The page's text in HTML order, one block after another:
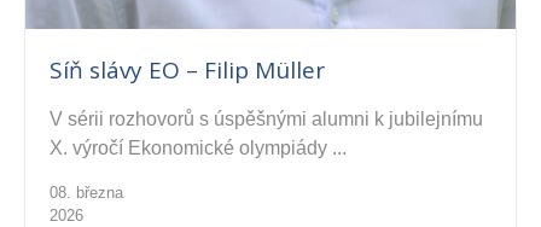
Síň slávy EO – Filip Müller
V sérii rozhovorů s úspěšnými alumni k jubilejnímu
X. výročí Ekonomické olympiády ...
08. března
2026